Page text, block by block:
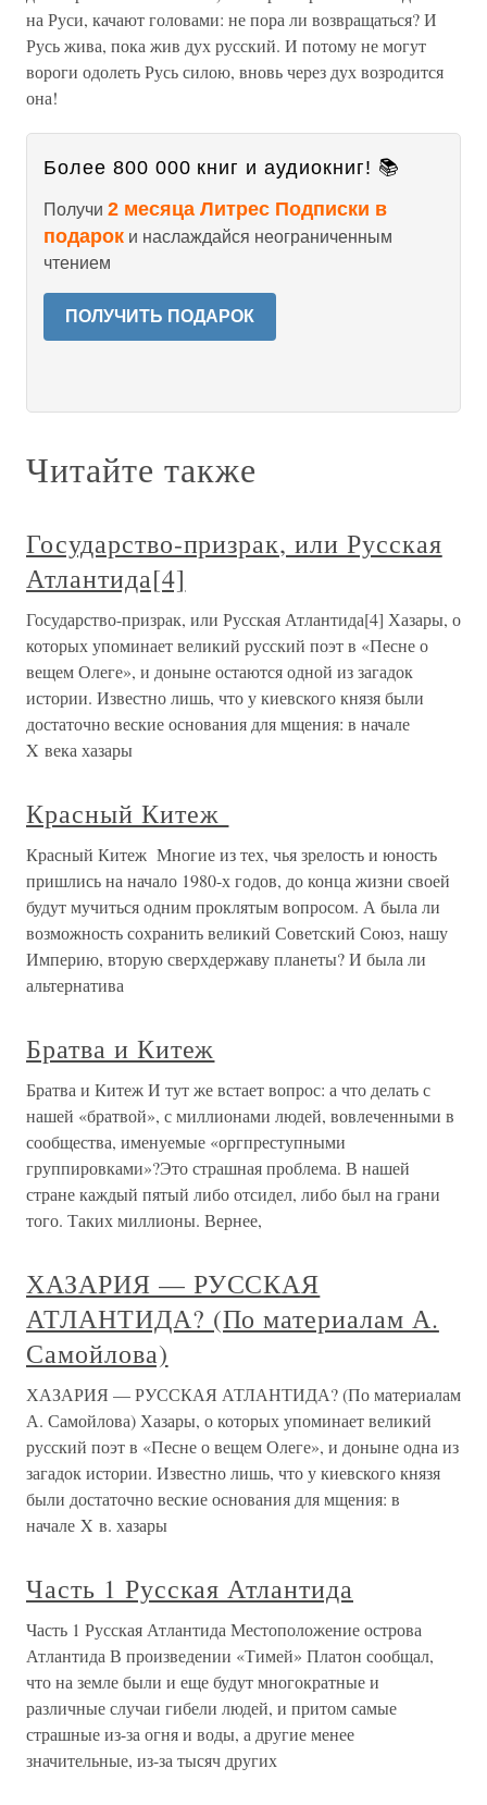
на Руси, качают головами: не пора ли возвращаться? И
Русь жива, пока жив дух русский. И потому не могут
вороги одолеть Русь силою, вновь через дух возродится
она!
Более 800 000 книг и аудиокниг! 📚
Получи 2 месяца Литрес Подписки в
подарок и наслаждайся неограниченным
чтением
ПОЛУЧИТЬ ПОДАРОК
Читайте также
Государство-призрак, или Русская
Атлантида[4]
Государство-призрак, или Русская Атлантида[4] Хазары, о
которых упоминает великий русский поэт в «Песне о
вещем Олеге», и доныне остаются одной из загадок
истории. Известно лишь, что у киевского князя были
достаточно веские основания для мщения: в начале
X века хазары
Красный Китеж
Красный Китеж Многие из тех, чья зрелость и юность
пришлись на начало 1980-х годов, до конца жизни своей
будут мучиться одним проклятым вопросом. А была ли
возможность сохранить великий Советский Союз, нашу
Империю, вторую сверхдержаву планеты? И была ли
альтернатива
Братва и Китеж
Братва и Китеж И тут же встает вопрос: а что делать с
нашей «братвой», с миллионами людей, вовлеченными в
сообщества, именуемые «оргпреступными
группировками»?Это страшная проблема. В нашей
стране каждый пятый либо отсидел, либо был на грани
того. Таких миллионы. Вернее,
ХАЗАРИЯ — РУССКАЯ
АТЛАНТИДА? (По материалам А.
Самойлова)
ХАЗАРИЯ — РУССКАЯ АТЛАНТИДА? (По материалам
А. Самойлова) Хазары, о которых упоминает великий
русский поэт в «Песне о вещем Олеге», и доныне одна из
загадок истории. Известно лишь, что у киевского князя
были достаточно веские основания для мщения: в
начале X в. хазары
Часть 1 Русская Атлантида
Часть 1 Русская Атлантида Местоположение острова
Атлантида В произведении «Тимей» Платон сообщал,
что на земле были и еще будут многократные и
различные случаи гибели людей, и притом самые
страшные из-за огня и воды, а другие менее
значительные, из-за тысяч других